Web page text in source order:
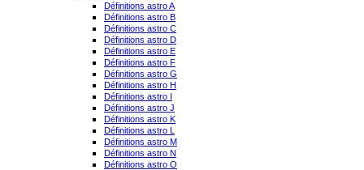
Définitions astro A
Définitions astro B
Définitions astro C
Définitions astro D
Définitions astro E
Définitions astro F
Définitions astro G
Définitions astro H
Définitions astro I
Définitions astro J
Définitions astro K
Définitions astro L
Définitions astro M
Définitions astro N
Définitions astro O